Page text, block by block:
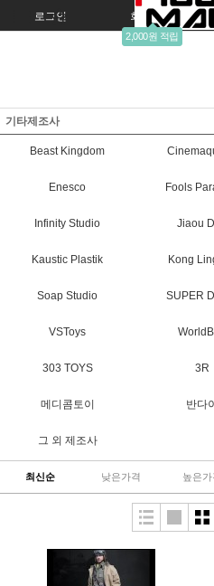
로그인 회원가입
2,000원 적립
기타제조사
Beast Kingdom
Enesco Fools
Infinity Studio Jiaou
Kaustic Plastik Kong
Soap Studio SUPER
VSToys
303 TOYS 3R
메디콤토이 반다이
그 외 제조사
최신순 낮은가격 높은가